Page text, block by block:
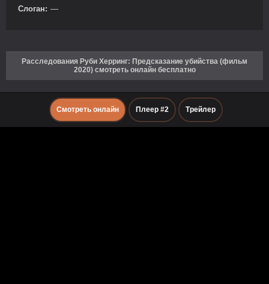
Слоган: —
Расследования Руби Херринг: Предсказание убийства (фильм
2020) смотреть онлайн бесплатно
Смотреть онлайн Плеер #2 Трейлер